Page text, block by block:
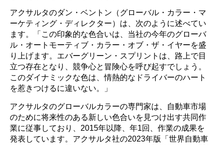
アクサルタのダン・ベントン（グローバル・カラー・マ
ーケティング・ディレクター）は、次のように述べてい
ます。「この印象的な色合いは、当社の今年のグローバ
ル・オートモーティブ・カラー・オブ・ザ・イヤーを盛
り上げます。エバーグリーン・スプリントは、路上で目
立つ存在となり、競争心と冒険心を呼び起すでしょう。
このダイナミックな色は、情熱的なドライバーのハート
を惹きつけるに違いない。」
アクサルタのグローバルカラーの専門家は、自動車市場
のために将来性のある新しい色合いを見つけ出す共同作
業に従事しており、2015年以降、年1回、作業の成果を
発表しています。アクサルタ社の2023年版「世界自動車